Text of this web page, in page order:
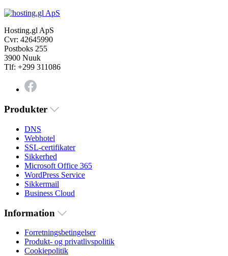
Hosting.gl ApS
Cvr: 42645990
Postboks 255
3900 Nuuk
Tlf: +299 311086
Produkter
DNS
Webhotel
SSL-certifikater
Sikkerhed
Microsoft Office 365
WordPress Service
Sikkermail
Business Cloud
Information
Forretningsbetingelser
Produkt- og privatlivspolitik
Cookiepolitik